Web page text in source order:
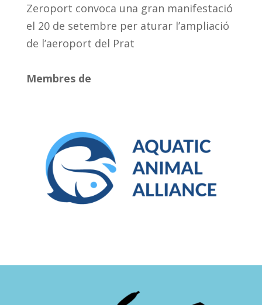
Zeroport convoca una gran manifestació
el 20 de setembre per aturar l’ampliació
de l’aeroport del Prat
Membres de